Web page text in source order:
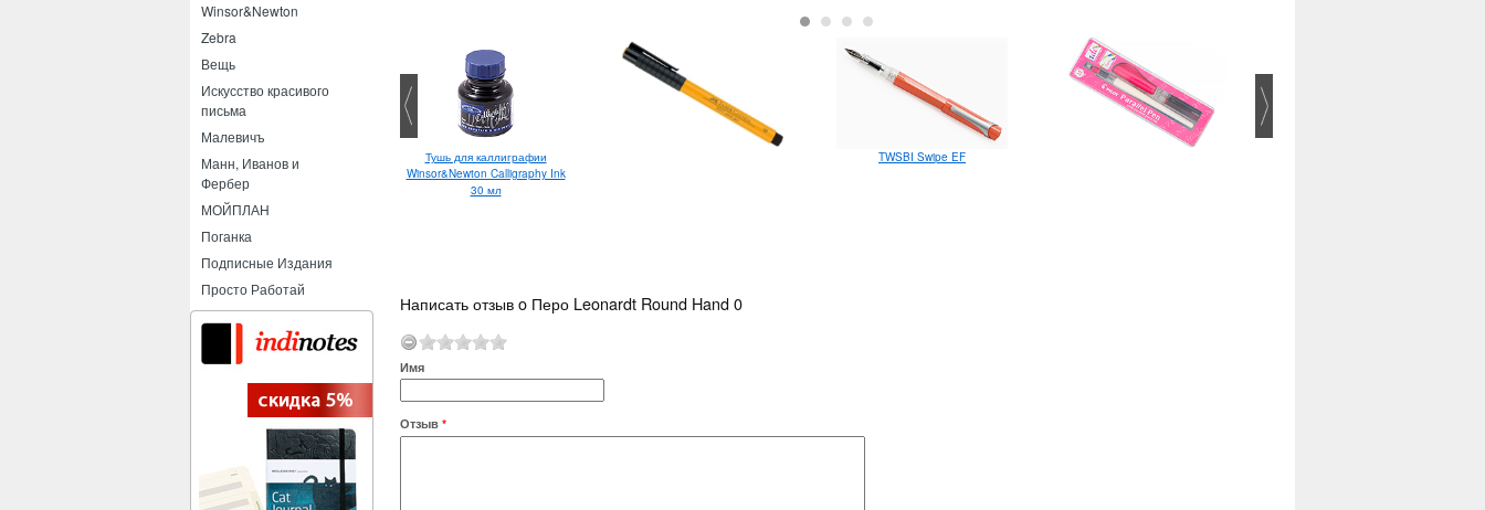
Winsor&Newton
Zebra
Вещь
Искусство красивого
письма
Малевичъ
Манн, Иванов и
Фербер
МОЙПЛАН
Поганка
Подписные Издания
Просто Работай
Pilot BPS-GP F
Тушь для каллиграфии
Winsor&Newton Calligraphy Ink
30 мл
TWSBI Swipe EF
Написать отзыв o Перо Leonardt Round Hand 0
Имя
Отзыв *